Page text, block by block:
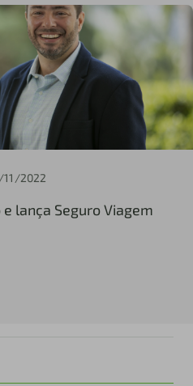
2022
lança Seguro Viagem